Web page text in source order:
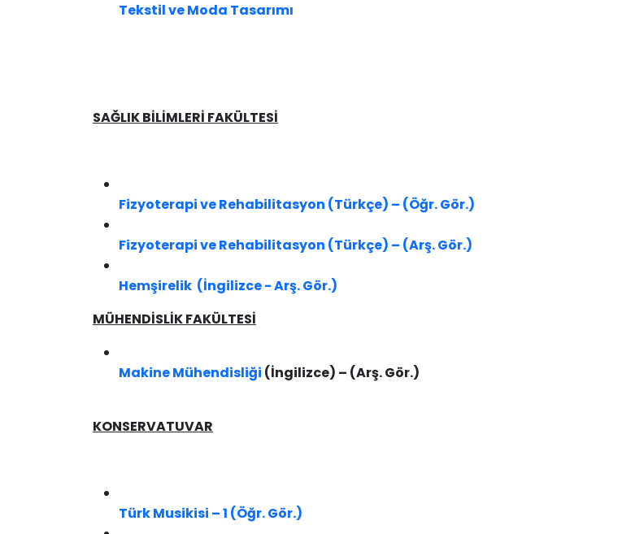
Tekstil ve Moda Tasarımı
SAĞLIK BİLİMLERİ FAKÜLTESİ
Fizyoterapi ve Rehabilitasyon (Türkçe) – (Öğr. Gör.)
Fizyoterapi ve Rehabilitasyon (Türkçe) – (Ar​ş. Gör.)
Hemşirelik (İngilizce - Arş. Gör.)
MÜHENDİSLİK FAKÜLTESİ
Makine Mühendisliği (İngilizce)​ – (Arş. Gör.)​
KONSERVATUVAR
Türk Musikisi – 1 (Öğr. Gör.)